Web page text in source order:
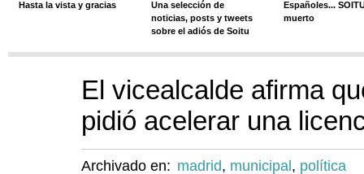
Hasta la vista y gracias
Una selección de
noticias, posts y tweets
sobre el adiós de Soitu
Españoles...
muerto
El vicealcalde afirma
pidió acelerar una
Archivado en: madrid, municipal , política